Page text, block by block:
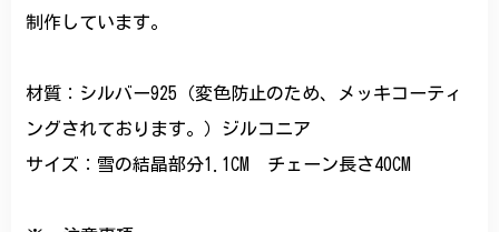
制作しています。
材質：シルバー925（変色防止のため、メッキコーティ
ングされております。）ジルコニア
サイズ：雪の結晶部分1.1CM チェーン長さ40CM